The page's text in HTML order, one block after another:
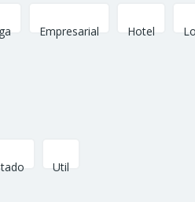
Empresarial Hotel
Util